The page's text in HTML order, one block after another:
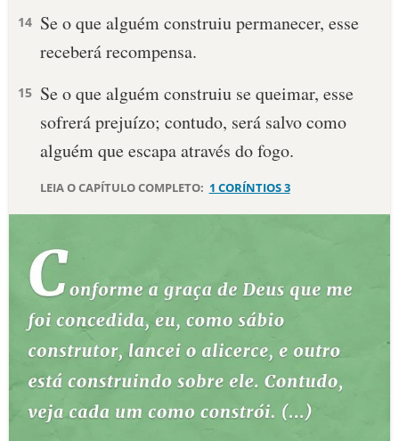
TERMO BÍBLICO JOGOS
LOJA BÍBLIAON
14 Se o que alguém construiu permanecer, esse
receberá recompensa.
15 Se o que alguém construiu se queimar, esse
sofrerá prejuízo; contudo, será salvo como
alguém que escapa através do fogo.
LEIA O CAPÍTULO COMPLETO: 1 CORÍNTIOS 3